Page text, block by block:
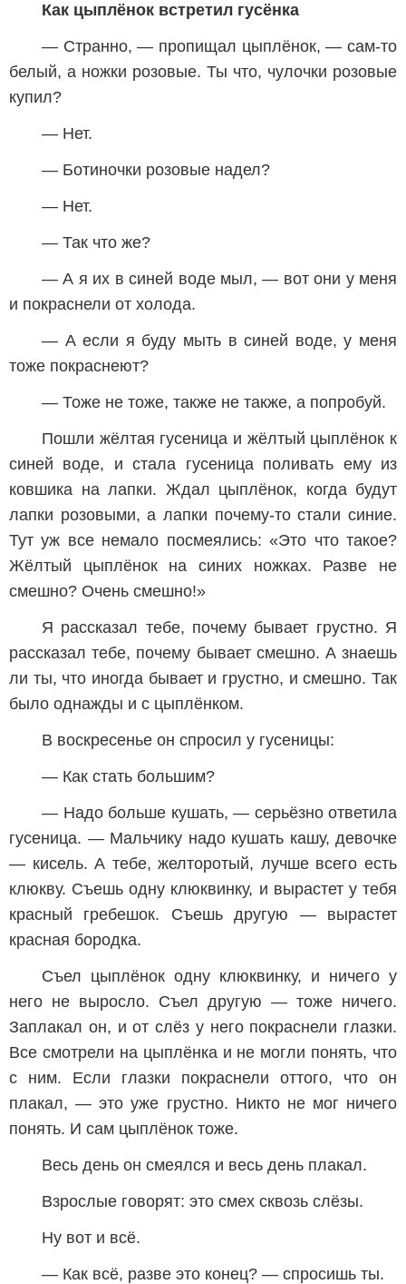
Как цыплёнок встретил гусёнка
— Странно, — пропищал цыплёнок, — сам-то
белый, а ножки розовые. Ты что, чулочки розовые
купил?
— Нет.
— Ботиночки розовые надел?
— Нет.
— Так что же?
— А я их в синей воде мыл, — вот они у меня
и покраснели от холода.
— А если я буду мыть в синей воде, у меня
тоже покраснеют?
— Тоже не тоже, также не также, а попробуй.
Пошли жёлтая гусеница и жёлтый цыплёнок к
синей воде, и стала гусеница поливать ему из
ковшика на лапки. Ждал цыплёнок, когда будут
лапки розовыми, а лапки почему-то стали синие.
Тут уж все немало посмеялись: «Это что такое?
Жёлтый цыплёнок на синих ножках. Разве не
смешно? Очень смешно!»
Я рассказал тебе, почему бывает грустно. Я
рассказал тебе, почему бывает смешно. А знаешь
ли ты, что иногда бывает и грустно, и смешно. Так
было однажды и с цыплёнком.
В воскресенье он спросил у гусеницы:
— Как стать большим?
— Надо больше кушать, — серьёзно ответила
гусеница. — Мальчику надо кушать кашу, девочке
— кисель. А тебе, желторотый, лучше всего есть
клюкву. Съешь одну клюквинку, и вырастет у тебя
красный гребешок. Съешь другую — вырастет
красная бородка.
Съел цыплёнок одну клюквинку, и ничего у
него не выросло. Съел другую — тоже ничего.
Заплакал он, и от слёз у него покраснели глазки.
Все смотрели на цыплёнка и не могли понять, что
с ним. Если глазки покраснели оттого, что он
плакал, — это уже грустно. Никто не мог ничего
понять. И сам цыплёнок тоже.
Весь день он смеялся и весь день плакал.
Взрослые говорят: это смех сквозь слёзы.
Ну вот и всё.
— Как всё, разве это конец? — спросишь ты.